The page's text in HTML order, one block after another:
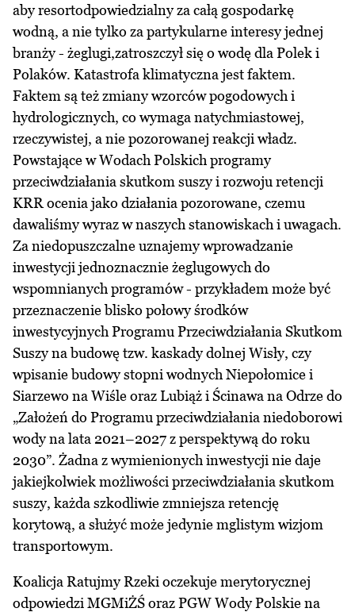
aby resortodpowiedzialny za całą gospodarkę
wodną, a nie tylko za partykularne interesy jednej
branży - żeglugi,zatroszczył się o wodę dla Polek i
Polaków. Katastrofa klimatyczna jest faktem.
Faktem są też zmiany wzorców pogodowych i
hydrologicznych, co wymaga natychmiastowej,
rzeczywistej, a nie pozorowanej reakcji władz.
Powstające w Wodach Polskich programy
przeciwdziałania skutkom suszy i rozwoju retencji
KRR ocenia jako działania pozorowane, czemu
dawaliśmy wyraz w naszych stanowiskach i uwagach.
Za niedopuszczalne uznajemy wprowadzanie
inwestycji jednoznacznie żeglugowych do
wspomnianych programów - przykładem może być
przeznaczenie blisko połowy środków
inwestycyjnych Programu Przeciwdziałania Skutkom
Suszy na budowę tzw. kaskady dolnej Wisły, czy
wpisanie budowy stopni wodnych Niepołomice i
Siarzewo na Wiśle oraz Lubiąż i Ścinawa na Odrze do
„Założeń do Programu przeciwdziałania niedoborowi
wody na lata 2021–2027 z perspektywą do roku
2030”. Żadna z wymienionych inwestycji nie daje
jakiejkolwiek możliwości przeciwdziałania skutkom
suszy, każda szkodliwie zmniejsza retencję
korytową, a służyć może jedynie mglistym wizjom
transportowym.
Koalicja Ratujmy Rzeki oczekuje merytorycznej
odpowiedzi MGMiŻŚ oraz PGW Wody Polskie na